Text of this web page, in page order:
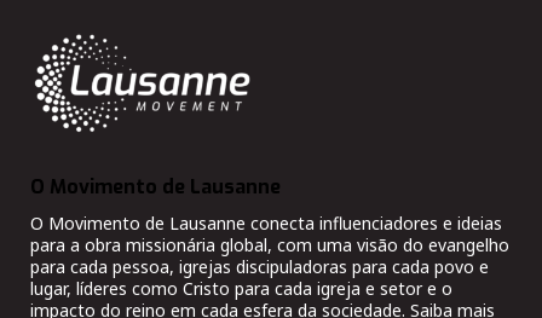
O Movimento de Lausanne
O Movimento de Lausanne conecta influenciadores e ideias
para a obra missionária global, com uma visão do evangelho
para cada pessoa, igrejas discipuladoras para cada povo e
lugar, líderes como Cristo para cada igreja e setor e o
impacto do reino em cada esfera da sociedade. Saiba mais